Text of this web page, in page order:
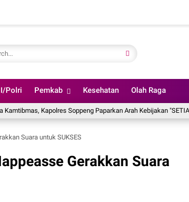
Polri Pemkab Kesehatan Olah Raga
Kapolres Soppeng Paparkan Arah Kebijakan "SETIA PRESISI"
Suara untuk SUKSES
Gerakkan Suara